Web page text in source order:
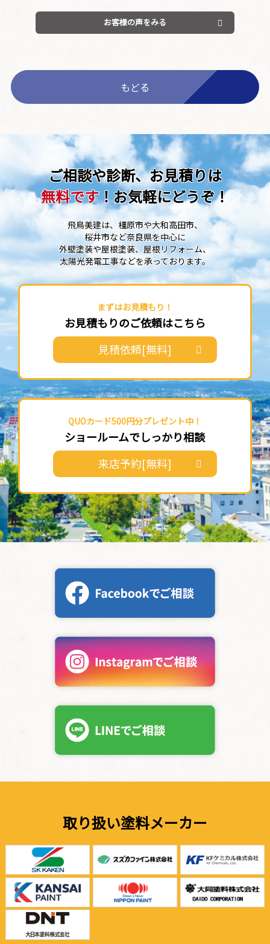
お客様の声をみる
もどる
ご相談や診断、お見積りは
無料です！お気軽にどうぞ！
飛鳥美建は、橿原市や大和高田市、
桜井市など奈良県を中心に
外壁塗装や屋根塗装、屋根リフォーム、
太陽光発電工事などを承っております。
まずはお見積もり！
お見積もりのご依頼はこちら
見積依頼[無料]
QUOカード500円分プレゼント中！
ショールームでしっかり相談
来店予約[無料]
取り扱い塗料メーカー